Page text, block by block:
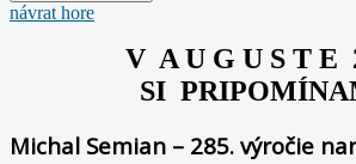
návrat hore
V A U G U S T E
SI
Michal Semian – 285. výročie